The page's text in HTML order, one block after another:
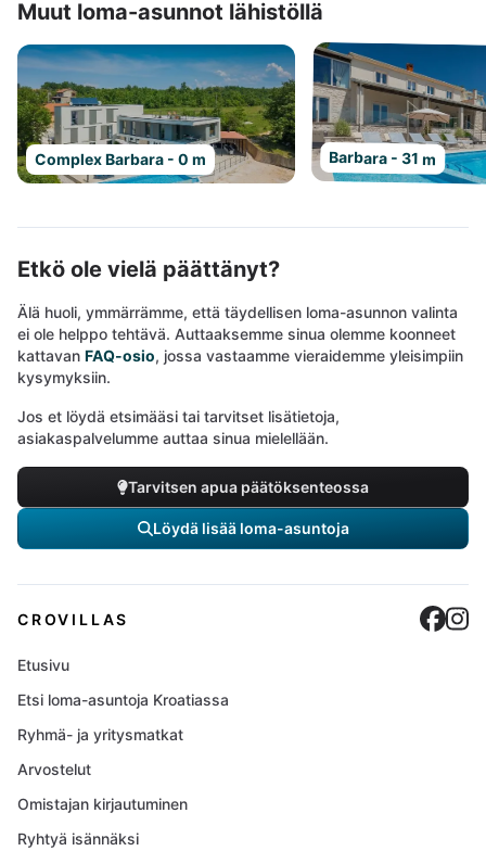
Muut loma-asunnot lähistöllä
Complex Barbara - 0 m Barbara - 31 m
Etkö ole vielä päättänyt?
Älä huoli, ymmärrämme, että täydellisen loma-asunnon valinta
ei ole helppo tehtävä. Auttaaksemme sinua olemme koonneet
kattavan FAQ-osio, jossa vastaamme vieraidemme yleisimpiin
kysymyksiin.
Jos et löydä etsimääsi tai tarvitset lisätietoja,
asiakaspalvelumme auttaa sinua mielellään.
Tarvitsen apua päätöksenteossa
Löydä lisää loma-asuntoja
CROVILLAS
Etusivu
Etsi loma-asuntoja Kroatiassa
Ryhmä- ja yritysmatkat
Arvostelut
Omistajan kirjautuminen
Ryhtyä isännäksi